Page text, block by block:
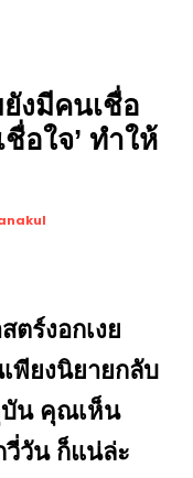
งมีคนเชื่อ
อใจ’ ทำให้
ตร์งอกเงย
พียงนิยายกลับ
บัน คุณเห็น
วัน ก็แน่ล่ะ